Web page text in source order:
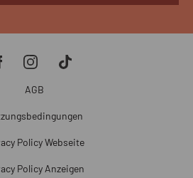
AGB
Policy Webseite
Policy Anzeigen